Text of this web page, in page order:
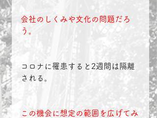
会社のしくみや文化の問題だろ
う。
コロナに罹患すると2週間は隔離
される。
この機会に想定の範囲を広げてみ